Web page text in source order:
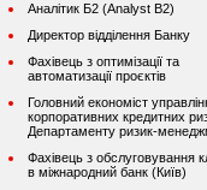
Аналітик Б2 (Analyst B2)
Директор відділення Банку
Фахівець з оптимізації та
автоматизації проєктів
Головний економіст
корпоративних кредитних
Департаменту ризик-
Фахівець з обслуговування
в міжнародний банк (Київ)